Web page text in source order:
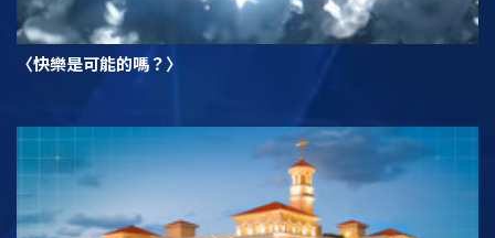
〈快樂是可能的嗎？〉